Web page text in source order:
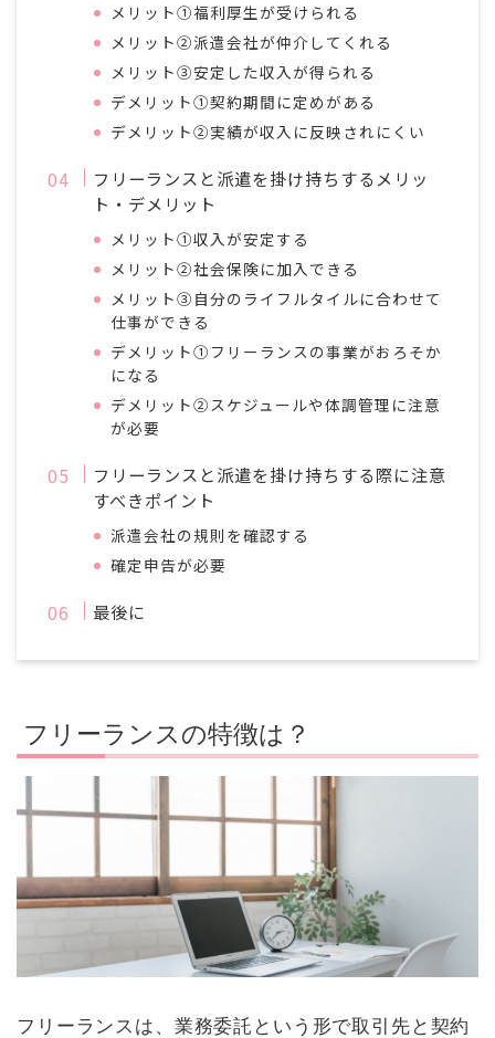
メリット①福利厚生が受けられる
メリット②派遣会社が仲介してくれる
メリット③安定した収入が得られる
デメリット①契約期間に定めがある
デメリット②実績が収入に反映されにくい
フリーランスと派遣を掛け持ちするメリッ
ト・デメリット
メリット①収入が安定する
メリット②社会保険に加入できる
メリット③自分のライフルタイルに合わせて
仕事ができる
デメリット①フリーランスの事業がおろそか
になる
デメリット②スケジュールや体調管理に注意
が必要
フリーランスと派遣を掛け持ちする際に注意
すべきポイント
派遣会社の規則を確認する
確定申告が必要
最後に
フリーランスの特徴は？
フリーランスは、業務委託という形で取引先と契約